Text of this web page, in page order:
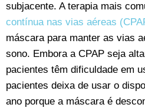
subjacente. A terapia mais
contínua nas vias aéreas
máscara para manter as vias
sono. Embora a CPAP seja
pacientes têm dificuldade em
pacientes deixa de usar o
ano porque a máscara é